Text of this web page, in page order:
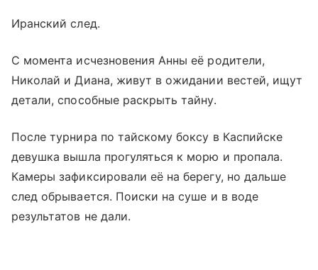
Иранский след.
С момента исчезновения Анны её родители,
Николай и Диана, живут в ожидании вестей, ищут
детали, способные раскрыть тайну.
После турнира по тайскому боксу в Каспийске
девушка вышла прогуляться к морю и пропала.
Камеры зафиксировали её на берегу, но дальше
след обрывается. Поиски на суше и в воде
результатов не дали.